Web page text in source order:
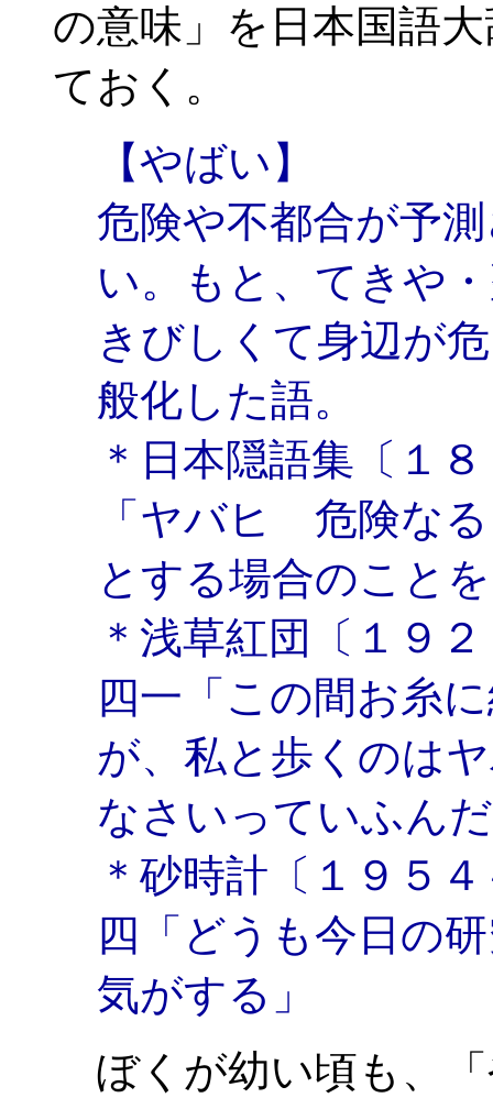
の意味」を日本国語
ておく。
【やばい】
危険や不都合が予
い。もと、てきや
きびしくて身辺が
般化した語。
＊日本隠語集〔１
「ヤバヒ 危険な
とする場合のこと
＊浅草紅団〔１９
四一「この間お糸
が、私と歩くのは
なさいっていふん
＊砂時計〔１９５
四「どうも今日の
気がする」
ぼくが幼い頃も、